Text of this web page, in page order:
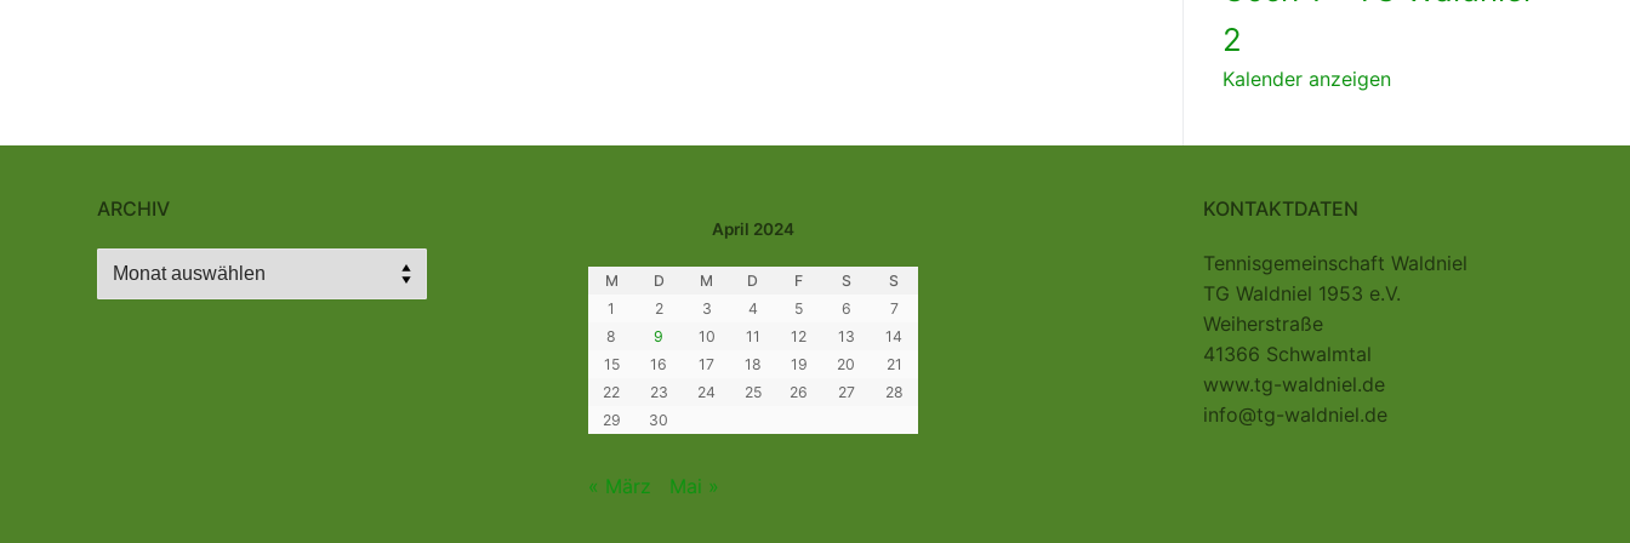
2
Kalender anzeigen
ARCHIV
Archiv
April 2024
M D M D F S
S
1
2 3 4 5 6
7
8
9 10 11 12 13
14
15
16 17 18 19 20
21
22
23 24 25 26 27
28
29
30
« März Mai »
KONTAKTDATEN
Tennisgemeinschaft Waldniel
TG Waldniel 1953 e.V.
Weiherstraße
41366 Schwalmtal
www.tg-waldniel.de
info@tg-waldniel.de